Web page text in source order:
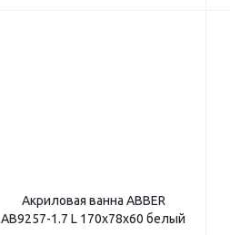
Акриловая ванна ABBER
AB9257-1.7 L 170х78х60 белый